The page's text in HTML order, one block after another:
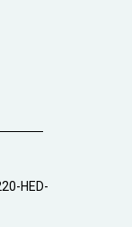
HED-